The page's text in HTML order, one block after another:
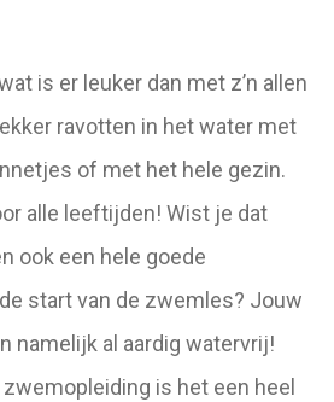
is er leuker dan met z’n allen
ravotten in het water met
of met het hele gezin.
alle leeftijden! Wist je dat
ook een hele goede
start van de zwemles? Jouw
namelijk al aardig watervrij!
is het een heel